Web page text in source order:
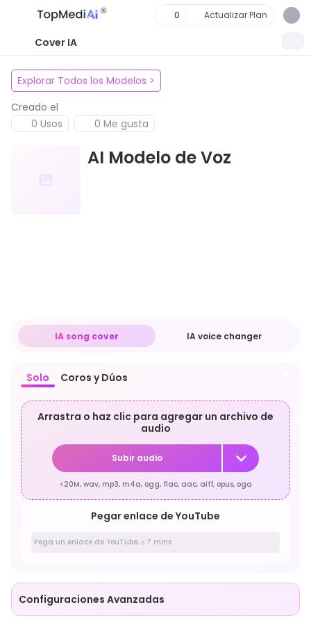
Cover IA
0 Actualizar Plan
Explorar Todos los Modelos >
Creado el
0 Usos
0 Me gusta
AI Modelo de Voz
IA song cover IA voice changer
Solo Coros y Dúos
Arrastra o haz clic para agregar un archivo de
audio
Subir audio
<20M, wav, mp3, m4a, ogg, flac, aac, aiff, opus, oga
Pegar enlace de YouTube
Configuraciones Avanzadas